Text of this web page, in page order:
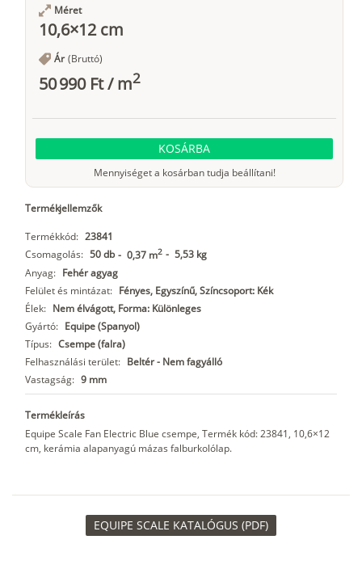
Méret
10,6×12 cm
Ár (Bruttó)
50 990 Ft/m2
KOSÁRBA
Mennyiséget a kosárban tudja beállítani!
Termékjellemzők
Termékkód: 23841
Csomagolás: 50 db - 0,37 m2 - 5,53 kg
Anyag: Fehér agyag
Felület és mintázat: Fényes, Egyszínű, Színcsoport: Kék
Élek: Nem élvágott, Forma: Különleges
Gyártó: Equipe (Spanyol)
Típus: Csempe (falra)
Felhasználási terület: Beltér - Nem fagyálló
Vastagság: 9 mm
Termékleírás
Equipe Scale Fan Electric Blue csempe, Termék kód: 23841, 10,6×12
cm, kerámia alapanyagú mázas falburkolólap.
EQUIPE SCALE KATALÓGUS (PDF)